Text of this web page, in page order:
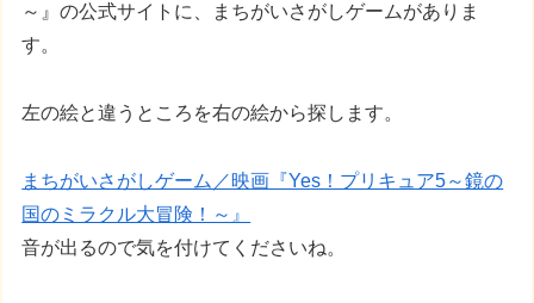
～』の公式サイトに、まちがいさがしゲームがありま
す。
左の絵と違うところを右の絵から探します。
まちがいさがしゲーム／映画『Yes！プリキュア5～鏡の
国のミラクル大冒険！～』
音が出るので気を付けてくださいね。